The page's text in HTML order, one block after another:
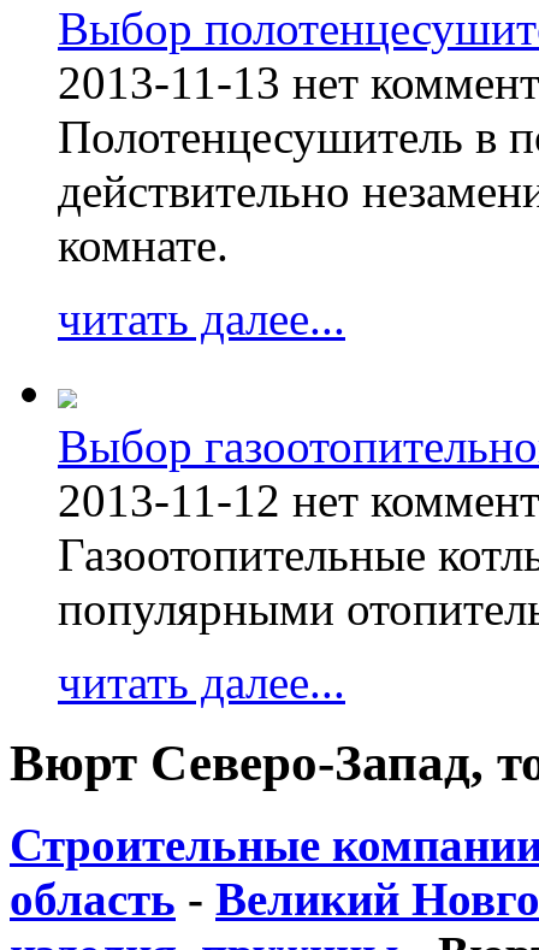
Выбор
2013-11-13 нет
Полотенцесушитель в
действительно
комнате.
читать далее...
Выбор
2013-11-12 нет
Газоотопительные
популярными
читать далее...
Вюрт Северо-Запад,
Строительные
область - Великий